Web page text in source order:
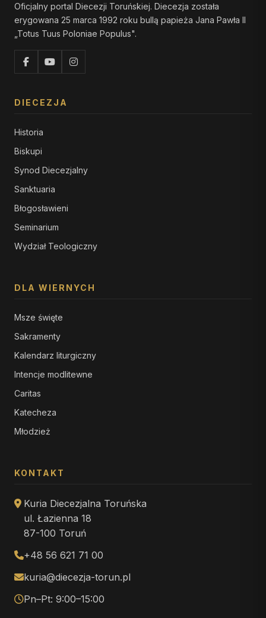
Oficjalny portal Diecezji Toruńskiej. Diecezja została
erygowana 25 marca 1992 roku bullą papieża Jana Pawła II
„Totus Tuus Poloniae Populus".
DIECEZJA
Historia
Biskupi
Synod Diecezjalny
Sanktuaria
Błogosławieni
Seminarium
Wydział Teologiczny
DLA WIERNYCH
Msze święte
Sakramenty
Kalendarz liturgiczny
Intencje modlitewne
Caritas
Katecheza
Młodzież
KONTAKT
Kuria Diecezjalna Toruńska
ul. Łazienna 18
87-100 Toruń
+48 56 621 71 00
kuria@diecezja-torun.pl
Pn–Pt: 9:00–15:00